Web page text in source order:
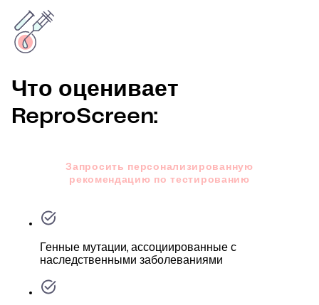
Что оценивает
ReproScreen:
Запросить персонализированную
рекомендацию по тестированию
Генные мутации, ассоциированные с
наследственными заболеваниями